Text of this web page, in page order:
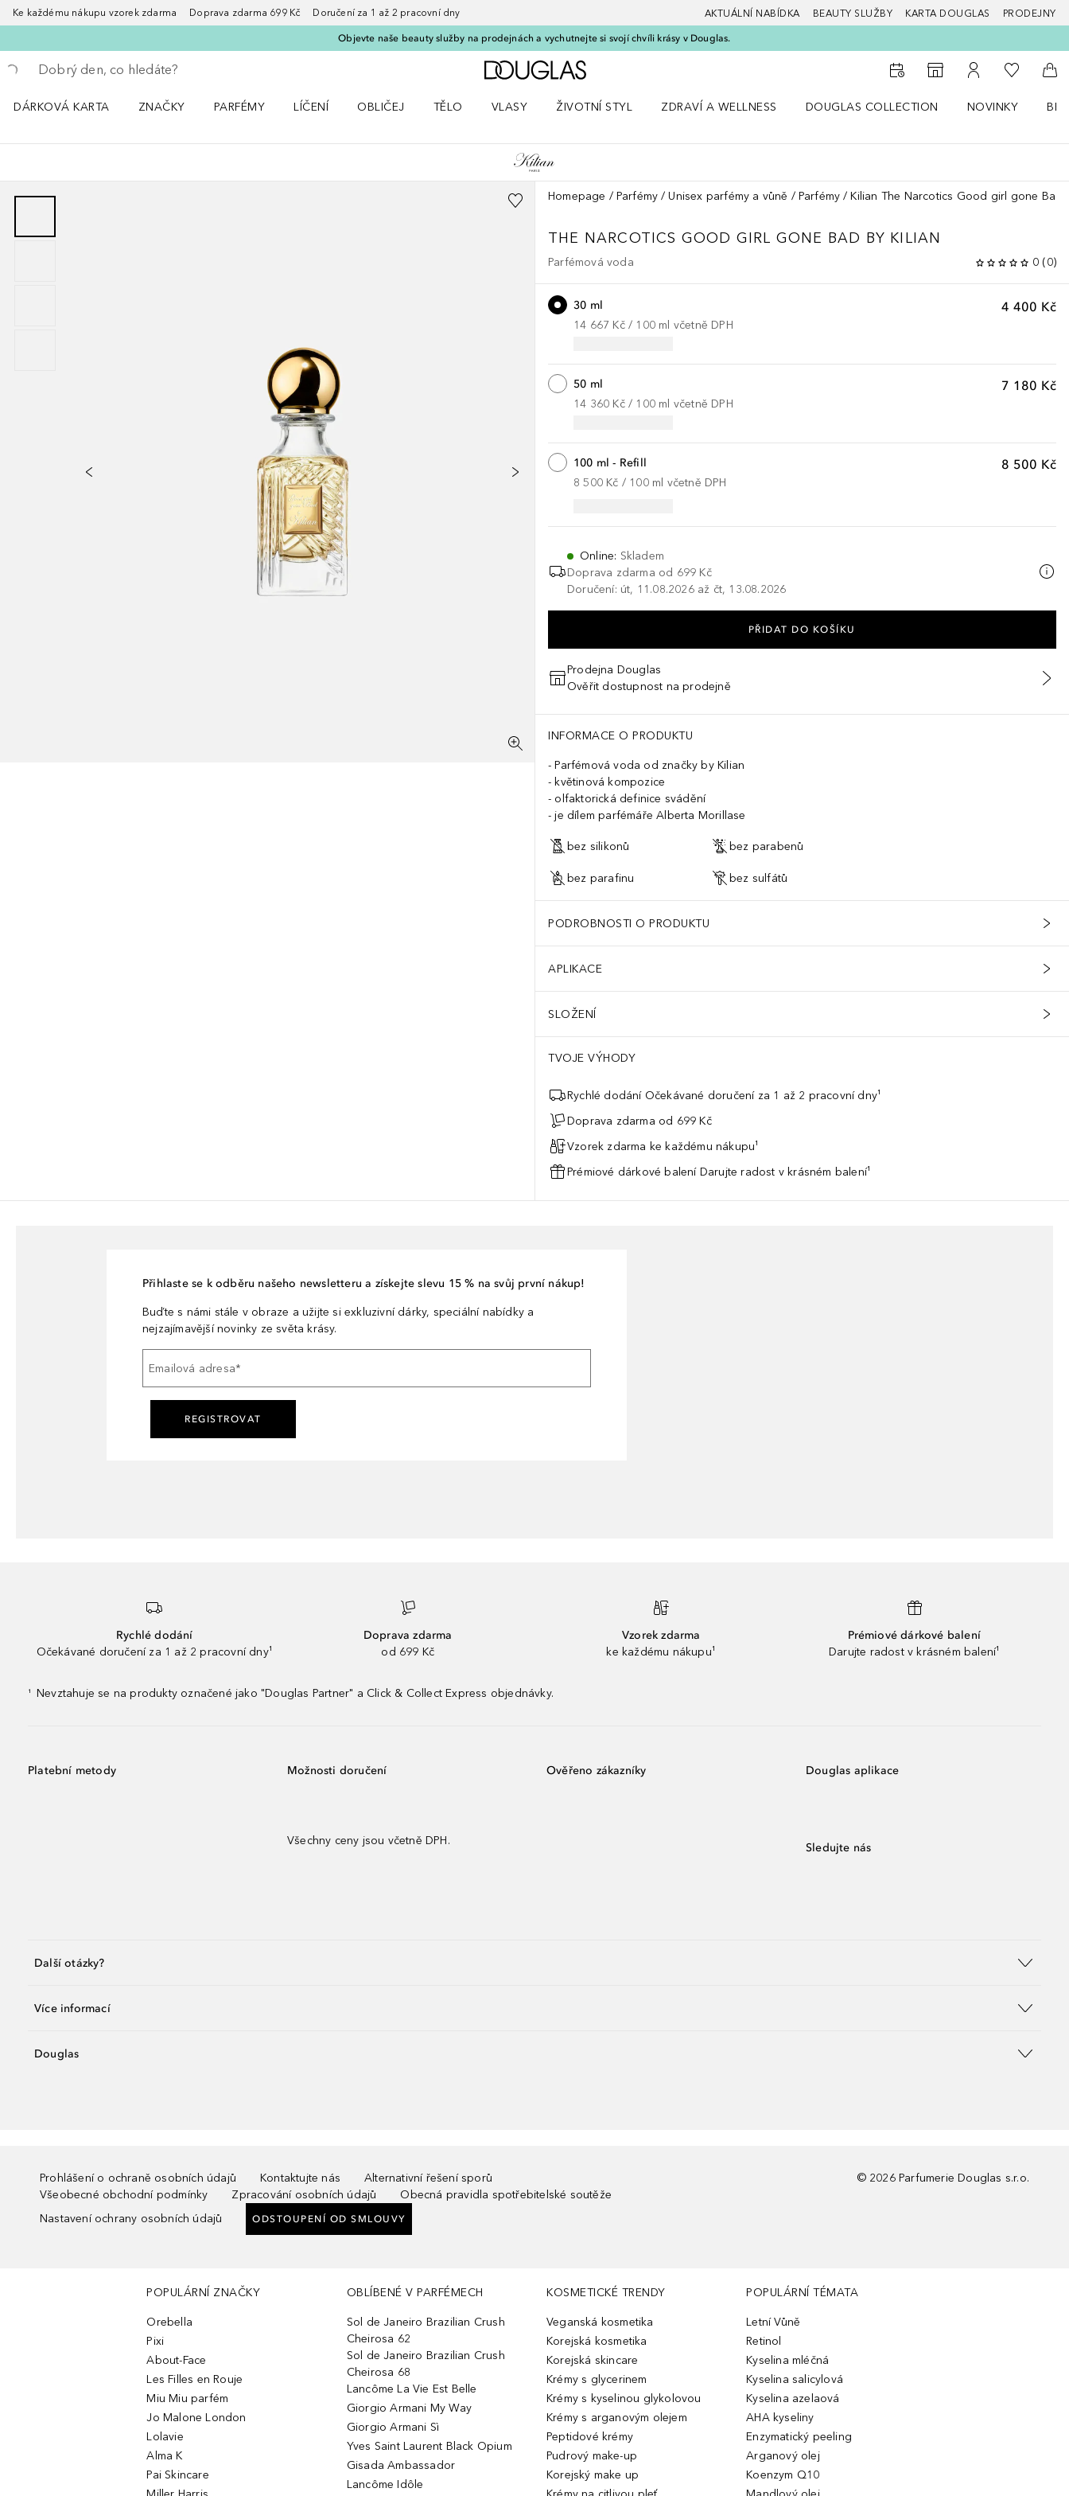
Ke každému nákupu vzorek zdarma Doprava zdarma 699 Kč Doručení za 1 až 2 pracovní dny AKTUÁLNÍ NABÍDKA BEAUTY SLUŽBY KARTA DOUGLAS PRODEJNY
Objevte naše beauty služby na prodejnách a vychutnejte si svojí chvíli krásy v Douglas.
Vraťte se
Proveďte vyhledávání
Domů
K vyhledávači prodejen
K mému účtu
K mému
Do
DÁRKOVÁ KARTA
ZNAČKY
PARFÉMY
LÍČENÍ
OBLIČEJ
TĚLO
VLASY
ŽIVOTNÍ STYL
ZDRAVÍ A WELLNESS
DOUGLAS COLLECTION
NOVINKY
Homepage Parfémy Unisex parfémy a vůně Parfémy Kilian The Narcotics Good girl gone Bad
THE NARCOTICS GOOD GIRL GONE BAD BY KILIAN
Parfémová voda 0 (0)
4 400 Kč
30 ml
14 667 Kč / 100 ml včetně DPH
7 180 Kč
50 ml
14 360 Kč / 100 ml včetně DPH
8 500 Kč
100 ml - Refill
8 500 Kč / 100 ml včetně DPH
Online: Skladem
Doprava zdarma od 699 Kč
Doručení: út, 11.08.2026 až čt, 13.08.2026
PŘIDAT DO KOŠÍKU
Prodejna Douglas
Ověřit dostupnost na prodejně
INFORMACE O PRODUKTU
Parfémová voda od značky by Kilian
květinová kompozice
olfaktorická definice svádění
je dílem parfémáře Alberta Morillase
bez silikonů bez parabenů
bez parafinu bez sulfátů
PODROBNOSTI O PRODUKTU
APLIKACE
SLOŽENÍ
TVOJE VÝHODY
Rychlé dodání Očekávané doručení za 1 až 2 pracovní dny¹
Doprava zdarma od 699 Kč
Vzorek zdarma ke každému nákupu¹
Prémiové dárkové balení Darujte radost v krásném balení¹
Přihlaste se k odběru našeho newsletteru a získejte slevu 15 % na svůj první nákup!
Buďte s námi stále v obraze a užijte si exkluzivní dárky, speciální nabídky a
nejzajímavější novinky ze světa krásy.
Emailová adresa*
REGISTROVAT
Rychlé dodání
Očekávané doručení za 1 až 2 pracovní dny¹
Doprava zdarma
od 699 Kč
Vzorek zdarma
ke každému nákupu¹
Prémiové dárkové balení
Darujte radost v krásném balení¹
¹ Nevztahuje se na produkty označené jako "Douglas Partner" a Click & Collect Express objednávky.
Platební metody Možnosti doručení
Všechny ceny jsou včetně DPH.
Ověřeno zákazníky Douglas aplikace
Sledujte nás
Další otázky?
Více informací
Douglas
Prohlášení o ochraně osobních údajů Kontaktujte nás
Alternativní řešení sporů
Všeobecné obchodní podmínky
Zpracování osobních údajů
Obecná pravidla spotřebitelské soutěže
Nastavení ochrany osobních údajů
ODSTOUPENÍ OD SMLOUVY
© 2026 Parfumerie Douglas s.r.o.
POPULÁRNÍ ZNAČKY
Orebella
Pixi
About-Face
Les Filles en Rouje
Miu Miu parfém
Jo Malone London
Lolavie
Alma K
Pai Skincare
OBLÍBENÉ V PARFÉMECH
Sol de Janeiro Brazilian Crush
Cheirosa 62
Sol de Janeiro Brazilian Crush
Cheirosa 68
Lancôme La Vie Est Belle
Giorgio Armani My Way
Giorgio Armani Sì
Yves Saint Laurent Black Opium
Gisada Ambassador
Lancôme Idôle
KOSMETICKÉ TRENDY
Veganská kosmetika
Korejská kosmetika
Korejská skincare
Krémy s glycerinem
Krémy s kyselinou glykolovou
Krémy s arganovým olejem
Peptidové krémy
Pudrový make-up
Korejský make up
POPULÁRNÍ TÉMATA
Letní Vůně
Retinol
Kyselina mléčná
Kyselina salicylová
Kyselina azelaová
AHA kyseliny
Enzymatický peeling
Arganový olej
Koenzym Q10